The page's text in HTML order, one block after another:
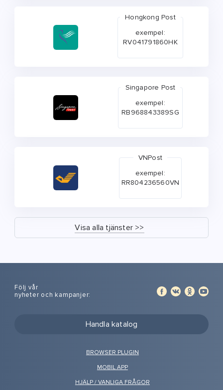
Hongkong Post
exempel:
RV041791860HK
Singapore Post
exempel:
RB968843389SG
VNPost
exempel:
RR804236560VN
Visa alla tjänster >>
Handla katalog
Följ vår
nyheter och kampanjer:
BROWSER PLUGIN
MOBIL APP
HJÄLP / VANLIGA FRÅGOR